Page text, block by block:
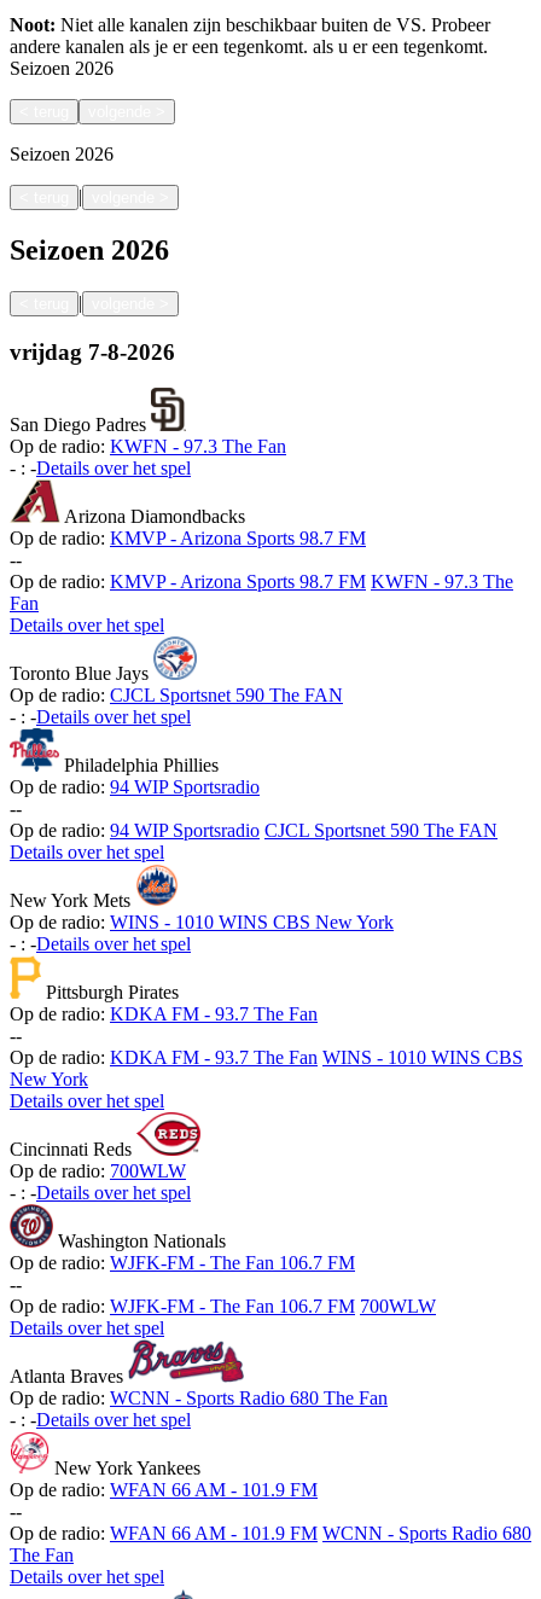
Noot: Niet alle kanalen zijn beschikbaar buiten de VS. Probeer
andere kanalen als je er een tegenkomt. als u er een tegenkomt.
Seizoen 2026
Seizoen 2026
|
Seizoen 2026
|
vrijdag 7-8-2026
San Diego Padres
Op de radio: KWFN - 97.3 The Fan
- : -Details over het spel
Arizona Diamondbacks
Op de radio: KMVP - Arizona Sports 98.7 FM
--
Op de radio: KMVP - Arizona Sports 98.7 FM KWFN - 97.3 The
Fan
Details over het spel
Toronto Blue Jays
Op de radio: CJCL Sportsnet 590 The FAN
- : -Details over het spel
Philadelphia Phillies
Op de radio: 94 WIP Sportsradio
--
Op de radio: 94 WIP Sportsradio CJCL Sportsnet 590 The FAN
Details over het spel
New York Mets
Op de radio: WINS - 1010 WINS CBS New York
- : -Details over het spel
Pittsburgh Pirates
Op de radio: KDKA FM - 93.7 The Fan
--
Op de radio: KDKA FM - 93.7 The Fan WINS - 1010 WINS CBS
New York
Details over het spel
Cincinnati Reds
Op de radio: 700WLW
- : -Details over het spel
Washington Nationals
Op de radio: WJFK-FM - The Fan 106.7 FM
--
Op de radio: WJFK-FM - The Fan 106.7 FM 700WLW
Details over het spel
Atlanta Braves
Op de radio: WCNN - Sports Radio 680 The Fan
- : -Details over het spel
New York Yankees
Op de radio: WFAN 66 AM - 101.9 FM
--
Op de radio: WFAN 66 AM - 101.9 FM WCNN - Sports Radio 680
The Fan
Details over het spel